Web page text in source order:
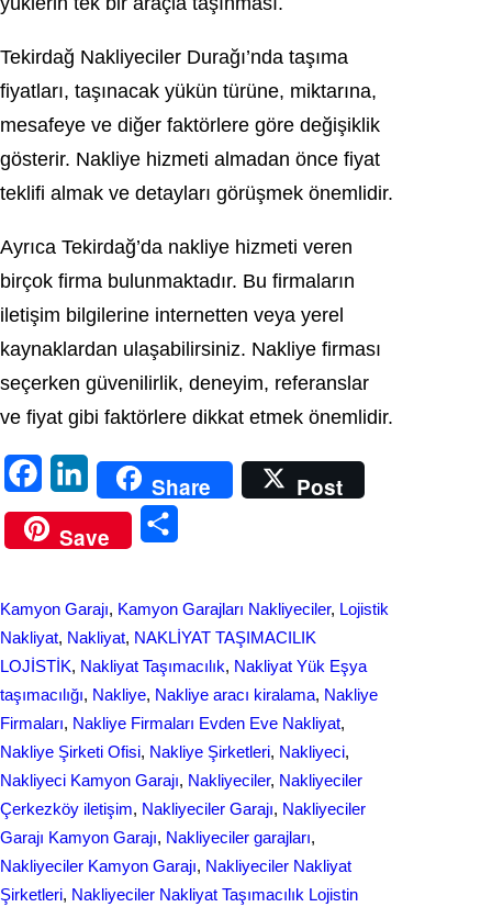
Tekirdağ Nakliyeciler Durağı’nda taşıma
fiyatları, taşınacak yükün türüne, miktarına,
mesafeye ve diğer faktörlere göre değişiklik
gösterir. Nakliye hizmeti almadan önce fiyat
teklifi almak ve detayları görüşmek önemlidir.
Ayrıca Tekirdağ’da nakliye hizmeti veren
birçok firma bulunmaktadır. Bu firmaların
iletişim bilgilerine internetten veya yerel
kaynaklardan ulaşabilirsiniz. Nakliye firması
seçerken güvenilirlik, deneyim, referanslar
ve fiyat gibi faktörlere dikkat etmek önemlidir.
a
c
o
o
k
i
n
d
n
Share
Post
Save
r
e
Kamyon Garajı, Kamyon Garajları Nakliyeciler, Lojistik
Nakliyat, Nakliyat, NAKLİYAT TAŞIMACILIK
LOJİSTİK, Nakliyat Taşımacılık, Nakliyat Yük Eşya
taşımacılığı, Nakliye, Nakliye aracı kiralama, Nakliye
Firmaları, Nakliye Firmaları Evden Eve Nakliyat
Nakliye Şirketi Ofisi, Nakliye Şirketleri, Nakliyeci
Nakliyeci Kamyon Garajı, Nakliyeciler, Nakliyeciler
Çerkezköy iletişim, Nakliyeciler Garajı, Nakliyeciler
Garajı Kamyon Garajı, Nakliyeciler garajları
Nakliyeciler Kamyon Garajı, Nakliyeciler Nakliyat
Şirketleri, Nakliyeciler Nakliyat Taşımacılık Lojistin